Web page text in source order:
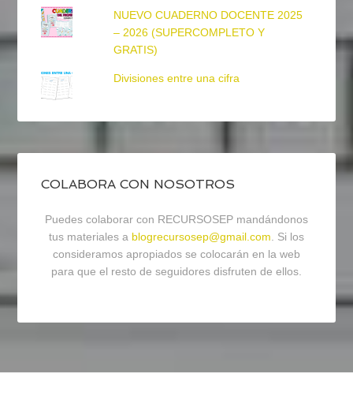
NUEVO CUADERNO DOCENTE 2025
– 2026 (SUPERCOMPLETO Y
GRATIS)
Divisiones entre una cifra
COLABORA CON NOSOTROS
Puedes colaborar con RECURSOSEP mandándonos
tus materiales a blogrecursosep@gmail.com. Si los
consideramos apropiados se colocarán en la web
para que el resto de seguidores disfruten de ellos.